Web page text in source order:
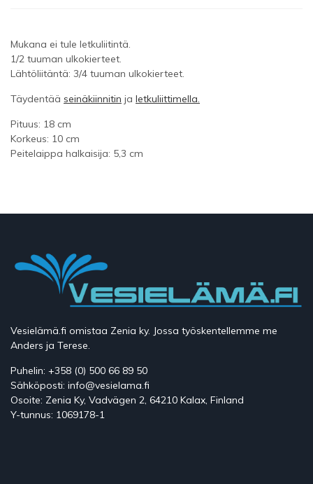
Mukana ei tule letkuliitintä.
1/2 tuuman ulkokierteet.
Lähtöliitäntä: 3/4 tuuman ulkokierteet.
Täydentää seinäkiinnitin ja letkuliittimella.
Pituus: 18 cm
Korkeus: 10 cm
Peitelaippa halkaisija: 5,3 cm
Vesielämä.fi omistaa Zenia ky. Jossa työskentellemme me
Anders ja Terese.
Puhelin: +358 (0) 500 66 89 50
Sähköposti: info@vesielama.fi
Osoite: Zenia Ky, Vadvägen 2, 64210 Kalax, Finland
Y-tunnus: 1069178-1